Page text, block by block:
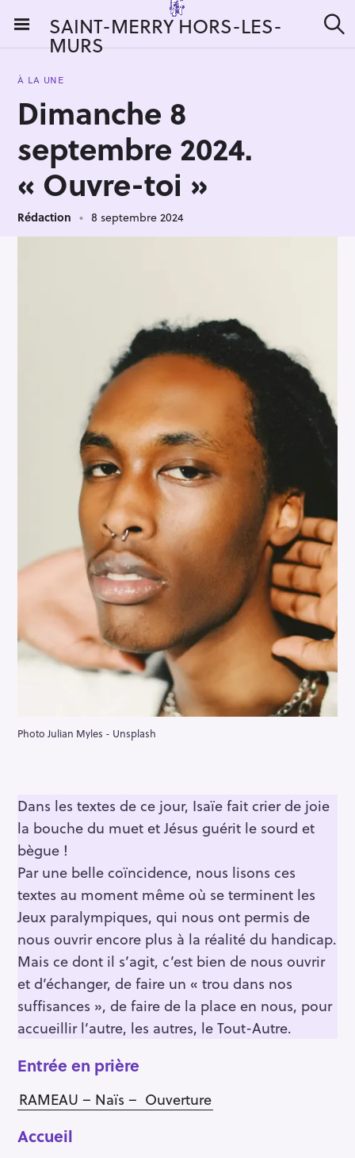
i
SAINT-MERRY HORS-LES-
MURS e
Photo Julian Myles - Unsplash
À LA UNE
Dimanche 8
septembre 2024.
« Ouvre-toi »
Rédaction 8 septembre 2024
Dans les textes de ce jour, Isaïe fait crier de joie
la bouche du muet et Jésus guérit le sourd et
bègue !
Par une belle coïncidence, nous lisons ces
textes au moment même où se terminent les
Jeux paralympiques, qui nous ont permis de
nous ouvrir encore plus à la réalité du handicap.
Mais ce dont il s’agit, c’est bien de nous ouvrir
et d’échanger, de faire un « trou dans nos
suffisances », de faire de la place en nous, pour
accueillir l’autre, les autres, le Tout-Autre.
Entrée en prière
RAMEAU – Naïs – Ouverture
Accueil